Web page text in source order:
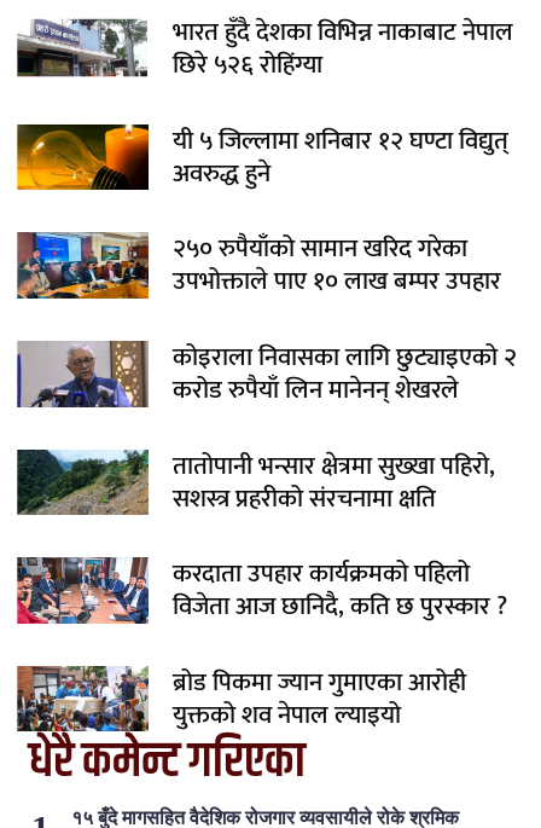
भारत हुँदै देशका विभिन्न नाकाबाट नेपाल
छिरे ५२६ रोहिंग्या
यी ५ जिल्लामा शनिबार १२ घण्टा विद्युत्
अवरुद्ध हुने
२५० रुपैयाँको सामान खरिद गरेका
उपभोक्ताले पाए १० लाख बम्पर उपहार
कोइराला निवासका लागि छुट्याइएको २
करोड रुपैयाँ लिन मानेनन् शेखरले
तातोपानी भन्सार क्षेत्रमा सुख्खा पहिरो,
सशस्त्र प्रहरीको संरचनामा क्षति
करदाता उपहार कार्यक्रमको पहिलो
विजेता आज छानिदै, कति छ पुरस्कार ?
ब्रोड पिकमा ज्यान गुमाएका आरोही
युक्तको शव नेपाल ल्याइयो
धेरै कमेन्ट गरिएका
१५ बुँदे मागसहित वैदेशिक रोजगार व्यवसायीले रोके श्रमिक